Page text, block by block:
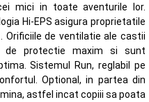
mici in toate aventurile lor.
Hi-EPS asigura proprietatile
Orificiile de ventilatie ale castii
de protectie maxim si sunt
Sistemul Run, reglabil pe
Optional, in partea din
astfel incat copiii sa poata